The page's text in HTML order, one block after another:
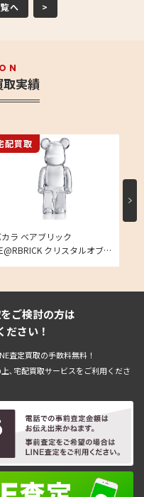
へ >
実績
カラ ベアブリック
クリスタルオブジ
配買取
ご検討の方は
ださい！
査定買取の手数料無料！
､宅配買取サービスをご利用くださ